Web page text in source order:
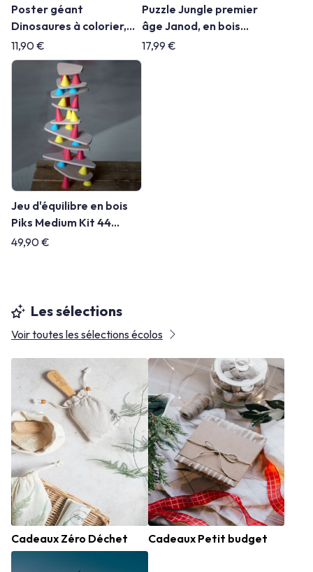
Poster géant
Dinosaures à colorier,
imprimé en France
11,90 €
Puzzle Jungle premier
âge Janod, en bois
certifié
17,99 €
Jeu d'équilibre en bois
Piks Medium Kit 44
pièces
49,90 €
Les sélections
Voir toutes les sélections écolos
Cadeaux Zéro Déchet Cadeaux Petit budget